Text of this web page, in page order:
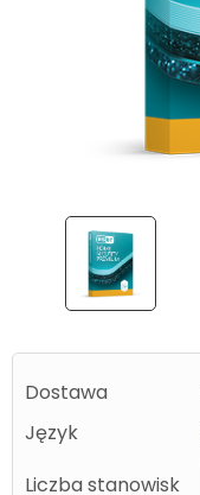
Dostawa
Język
Liczba stanowisk